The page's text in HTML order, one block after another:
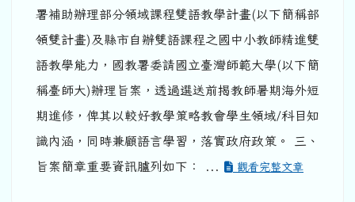
署補助辦理部分領域課程雙語教學計畫(以下簡稱部
領雙計畫)及縣市自辦雙語課程之國中小教師精進雙
語教學能力，國教署委請國立臺灣師範大學(以下簡
稱臺師大)辦理旨案，透過選送前揭教師暑期海外短
期進修，俾其以較好教學策略教會學生領域/科目知
識內涵，同時兼顧語言學習，落實政府政策。 三、
旨案簡章重要資訊臚列如下： ...
觀看完整文章